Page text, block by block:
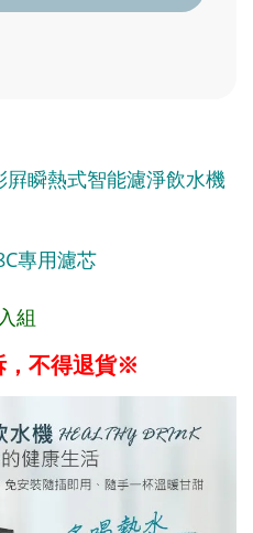
屛瞬熱式智能濾淨飲水機
專用濾芯
組
不得退貨※